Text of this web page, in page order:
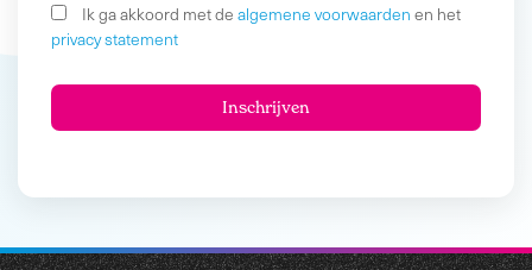
Ik ga akkoord met de algemene voorwaarden en het
privacy statement